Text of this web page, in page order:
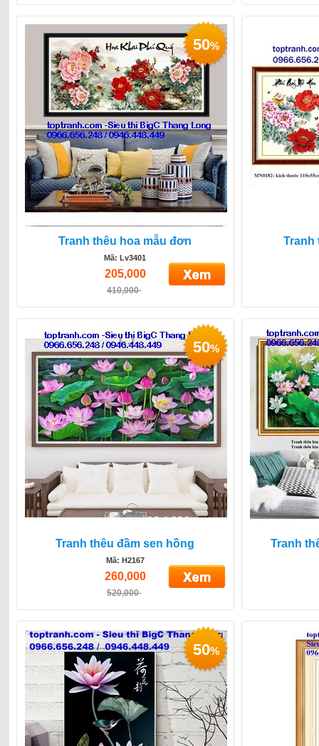
Tranh thêu hoa mẫu đơn
Mã: Lv3401
205,000
410,000
50%
Tranh
Tranh thêu đầm sen hồng
Mã: H2167
260,000
520,000
50%
Tranh
50%